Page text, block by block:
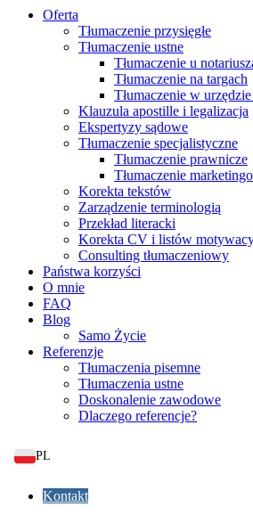
Oferta
Tłumaczenie przysięgłe
Tłumaczenie ustne
Tłumaczenie u
Tłumaczenie na targach
Tłumaczenie w
Klauzula apostille i legalizacja
Ekspertyzy sądowe
Tłumaczenie specjalistyczne
Tłumaczenie prawnicze
Tłumaczenie
Korekta tekstów
Zarządzenie terminologią
Przekład literacki
Korekta CV i listów
Consulting tłumaczeniowy
Państwa korzyści
O mnie
FAQ
Blog
Samo Życie
Referenzje
Tłumaczenia pisemne
Tłumaczenia ustne
Doskonalenie zawodowe
Dlaczego referencje?
PL
Kontakt